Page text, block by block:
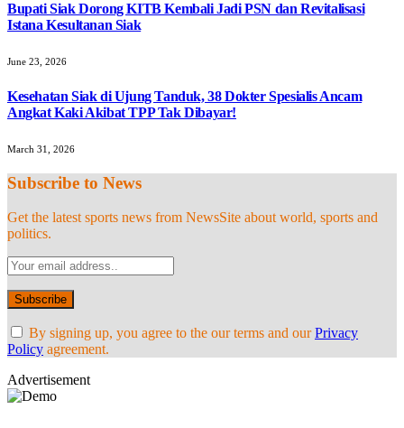
Bupati Siak Dorong KITB Kembali Jadi PSN dan Revitalisasi
Istana Kesultanan Siak
June 23, 2026
Kesehatan Siak di Ujung Tanduk, 38 Dokter Spesialis Ancam
Angkat Kaki Akibat TPP Tak Dibayar!
March 31, 2026
Subscribe to News
Get the latest sports news from NewsSite about world, sports and
politics.
By signing up, you agree to the our terms and ourPrivacy
Policy agreement.
Advertisement